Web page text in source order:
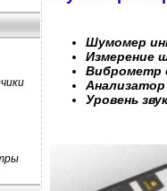
Шумомер
Измерение
Виброметр
Анализатор
Уровень